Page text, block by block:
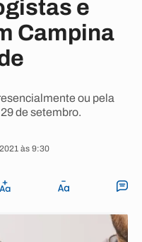
e
Campina
ou pela
de setembro.
às 9:30